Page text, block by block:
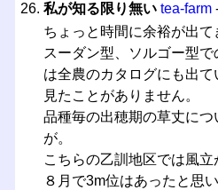
私が知る限り無い tea-farm
ちょっと時間に余裕が出て
スーダン型、ソルゴー型
は全農のカタログにも出
見たことがありません。
品種毎の出穂期の草丈に
が。
こちらの乙訓地区では風立
８月で3m位はあったと思い